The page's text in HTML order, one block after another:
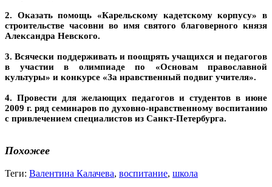
2. Оказать помощь «Карельскому кадетскому корпусу» в
строительстве часовни во имя святого благоверного князя
Александра Невского.
3. Всячески поддерживать и поощрять учащихся и педагогов
в участии в олимпиаде по «Основам православной
культуры» и конкурсе «За нравственный подвиг учителя».
4. Провести для желающих педагогов и студентов в июне
2009 г. ряд семинаров по духовно-нравственному воспитанию
с привлечением специалистов из Санкт-Петербурга.
Похожее
Теги: Валентина Калачева, воспитание, школа